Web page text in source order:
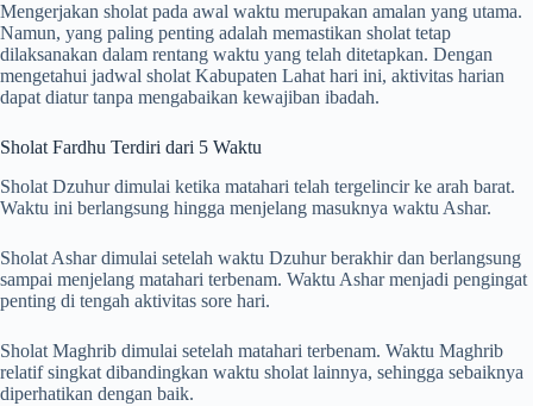
Mengerjakan sholat pada awal waktu merupakan amalan yang utama.
Namun, yang paling penting adalah memastikan sholat tetap
dilaksanakan dalam rentang waktu yang telah ditetapkan. Dengan
mengetahui jadwal sholat Kabupaten Lahat hari ini, aktivitas harian
dapat diatur tanpa mengabaikan kewajiban ibadah.
Sholat Fardhu Terdiri dari 5 Waktu
Sholat Dzuhur dimulai ketika matahari telah tergelincir ke arah barat.
Waktu ini berlangsung hingga menjelang masuknya waktu Ashar.
Sholat Ashar dimulai setelah waktu Dzuhur berakhir dan berlangsung
sampai menjelang matahari terbenam. Waktu Ashar menjadi pengingat
penting di tengah aktivitas sore hari.
Sholat Maghrib dimulai setelah matahari terbenam. Waktu Maghrib
relatif singkat dibandingkan waktu sholat lainnya, sehingga sebaiknya
diperhatikan dengan baik.